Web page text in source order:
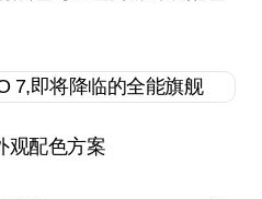
观配色方案